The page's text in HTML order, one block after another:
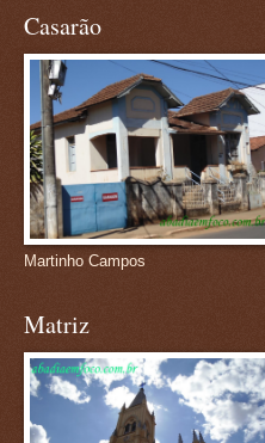
Casarão
Martinho Campos
Matriz